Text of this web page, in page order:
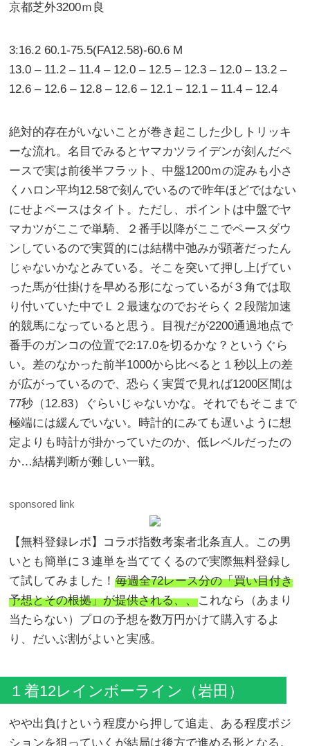
京都芝外3200ｍ良
3:16.2 60.1-75.5(FA12.58)-60.6 M
13.0 – 11.2 – 11.4 – 12.0 – 12.5 – 12.3 – 12.0 – 13.2 –
12.6 – 12.6 – 12.8 – 12.6 – 12.1 – 12.1 – 11.4 – 12.4
絶対的存在がいないことが巻き起こした少しトリッキ
ーな流れ。名目でみるとヤマカツライデンが刻んだペ
ースで実は前後半フラット、中盤1200ｍの淀みも小さ
くハロン平均12.58で刻んでいるので昨年ほどではない
にせよペースはタイト。ただし、ポイントは中盤でヤ
マカツがここで単騎、２番手以降がここでペースダウ
ンしているので実質的には結構中弛みが顕著だったん
じゃないかなとみている。そこを突いて押し上げてい
った馬が仕掛けを早める形になっているが３角では取
り付いていた中でＬ２最速なのでおそらく２段階加速
的競馬になっていると思う。目視だが2200通過地点で
番手のガンコの位置で2:17.0を切るかな？というぐら
い。差のなかった前半1000から比べると１秒以上の差
が広がっているので、恐らく実質で見れば1200区間は
77秒（12.83）ぐらいじゃないかな。それでもそこまで
極端には緩んでいない。時計的にみても遅いように想
定よりも時計が掛かっていたのか、低レベルだったの
か…結構判断が難しい一戦。
sponsored link
【無料登録レポ】コラボ指数考案者北条直人。この男
いとも簡単に３連単を当ててくるので実際無料登録し
て試してみました！毎週全72レース分の「買い目付き
予想とその根拠」が提供される、、これなら（あまり
当たらない）プロの予想を数万円かけて購入するよ
り、だいぶ割がよいと実感。
１着12レインボーライン（岩田）
やや出負けという程度から押して追走、ある程度ポジ
ションを狙っていくが結局は後方で進める形となる。